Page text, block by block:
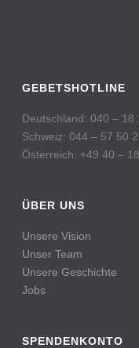
GEBETSHOTLINE
Deutschland: 040 – 18
Schweiz: 044 – 57 50
Österreich: +49 40 –
ÜBER UNS
Unsere Vision
Unser Team
Unsere Geschichte
Jobs
SPENDENKONTO